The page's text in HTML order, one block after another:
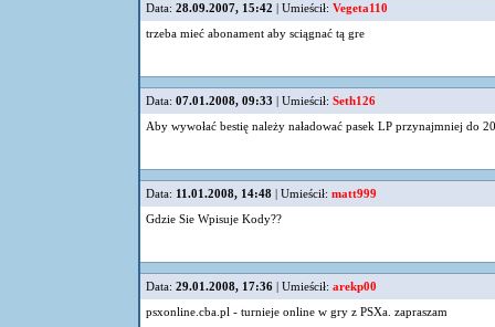
Data: 28.09.2007, 15:42 | Umieścił: Vegeta110
trzeba mieć abonament aby sciągnać tą gre
Data: 07.01.2008, 09:33 | Umieścił: Seth126
Aby wywołać bestię należy naładować pasek LP przynajmniej do
Data: 11.01.2008, 14:48 | Umieścił: matt999
Gdzie Sie Wpisuje Kody??
Data: 29.01.2008, 17:36 | Umieścił: arekp00
psxonline.cba.pl - turnieje online w gry z PSXa. zapraszam